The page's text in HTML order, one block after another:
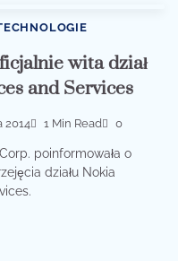
wita dział
and Services
2014 1 Min Read 0
poinformowała o
działu Nokia